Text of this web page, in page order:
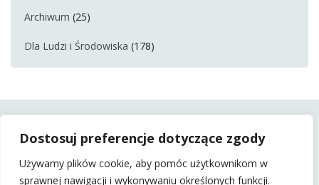
Dostosuj preferencje dotyczące zgody
Używamy plików cookie, aby pomóc użytkownikom w
sprawnej nawigacji i wykonywaniu określonych funkcji.
Archiwum (25)
Dla Ludzi i Środowiska (178)